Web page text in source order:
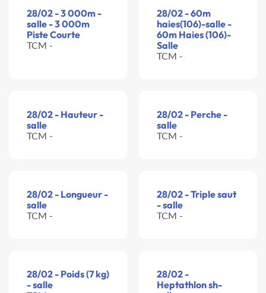
28/02 - 3 000m -
salle - 3 000m
Piste Courte
TCM -
28/02 - 60m
haies(106)-salle -
60m Haies (106)-
Salle
TCM -
28/02 - Hauteur -
salle
TCM -
28/02 - Perche -
salle
TCM -
28/02 - Longueur -
salle
TCM -
28/02 - Triple saut
- salle
TCM -
28/02 - Poids (7 kg)
- salle
28/02 -
Heptathlon sh-